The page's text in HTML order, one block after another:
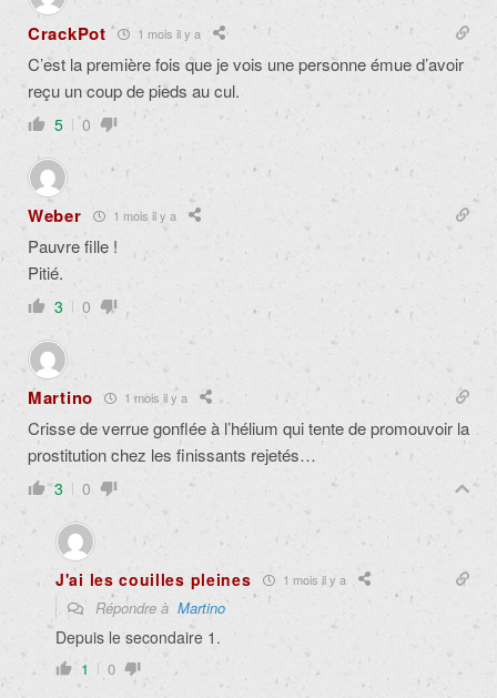
CrackPot 1 mois il y a
C’est la première fois que je vois une personne émue d’avoir
reçu un coup de pieds au cul.
5 0
Weber 1 mois il y a
Pauvre fille !
Pitié.
3 0
Martino 1 mois il y a
Crisse de verrue gonflée à l’hélium qui tente de promouvoir la
prostitution chez les finissants rejetés…
3 0
J'ai les couilles pleines 1 mois il y a
Répondre à Martino
Depuis le secondaire 1.
1 0